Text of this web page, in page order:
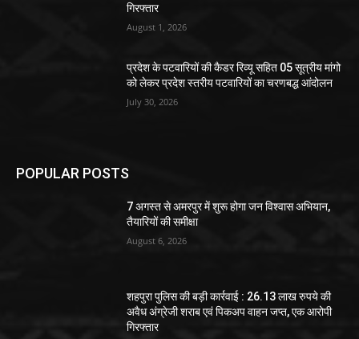
गिरफ्तार
August 1, 2026
प्रदेश के पटवारियों की कैडर रिव्यू सहित 05 सूत्रीय मांगो
को लेकर प्रदेश स्तरीय पटवारियों का चरणबद्ध आंदोलन
July 30, 2026
POPULAR POSTS
7 अगस्त से अमरपुर में शुरू होगा जन विश्वास अभियान,
तैयारियों की समीक्षा
August 6, 2026
शहपुरा पुलिस की बड़ी कार्रवाई : 26.13 लाख रुपये की
अवैध अंग्रेजी शराब एवं पिकअप वाहन जप्त, एक आरोपी
गिरफ्तार